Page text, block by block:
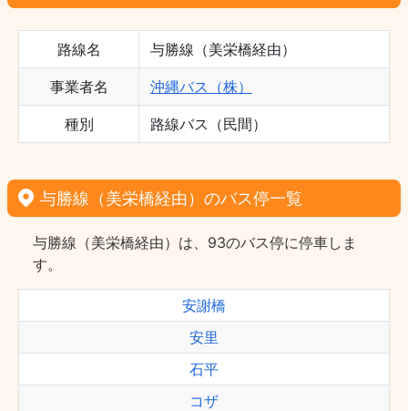
路線名 与勝線（美栄橋経由）
事業者名 沖縄バス（株）
種別 路線バス（民間）
与勝線（美栄橋経由）のバス停一覧
与勝線（美栄橋経由）は、93のバス停に停車しま
す。
安謝橋
安里
石平
コザ